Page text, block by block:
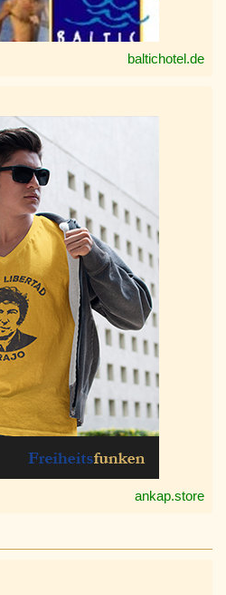
baltichotel.de
ankap.store